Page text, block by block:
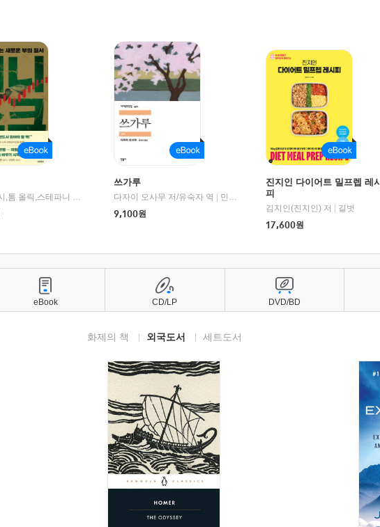
제이미 러시,톰 올릭,스테파니 플랜더스 편저/임경은 역/박정호 감수 |
교보문고
쓰가루
다자이 오사무 저/유숙자 역
민음사
9,100원
진지인 다이어트 밀프렙 레시
피
김지인(진지인) 저
길벗
17,600원
화제의 책 외국도서 세트도서
eBook CD/LP DVD/BD